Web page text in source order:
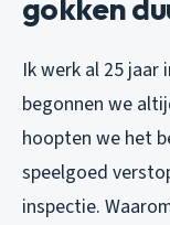
gokken
Ik werk al 25 jaar
begonnen we
hoopten we het
speelgoed
inspectie.